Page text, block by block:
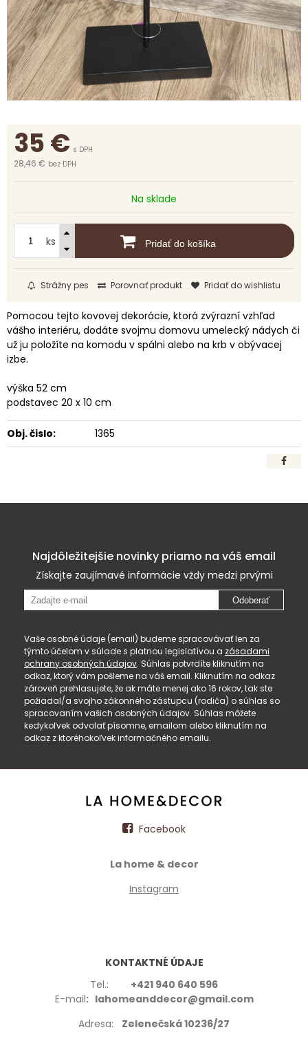
35€ s DPH
28,46 € bez DPH
Na sklade
ks Pridať do košíka
Strážny pes Porovnať produkt Pridať do wishlistu
Pomocou tejto kovovej dekorácie, ktorá zvýrazní vzhľad
vášho interiéru, dodáte svojmu domovu umelecký nádych či
už ju položíte na komodu v spálni alebo na krb v obývacej
izbe.
výška 52 cm
podstavec 20 x 10 cm
Obj. čislo: 1365
Najdôležitejšie novinky priamo na váš email
Získajte zaujímavé informácie vždy medzi prvými
Odoberať
Vaše osobné údaje (email) budeme spracovávať len za
týmto účelom v súlade s platnou legislatívou a zásadami
ochrany osobných údajov. Súhlas potvrdíte kliknutím na
odkaz, ktorý vám pošleme na váš email. Kliknutím na odkaz
zároveň prehlasujete, že ak máte menej ako 16 rokov, tak ste
požiadal/a svojho zákonného zástupcu (rodiča) o súhlas so
spracovaním vašich osobných údajov. Súhlas môžete
kedykoľvek odvolať písomne, emailom alebo kliknutím na
odkaz z ktoréhokoľvek informačného emailu.
Facebook
La home & decor
Instagram
KONTAKTNÉ ÚDAJE
Tel.: +421 940 640 596
E-mail: lahomeanddecor@gmail.com
Adresa: Zelenečská 10236/27